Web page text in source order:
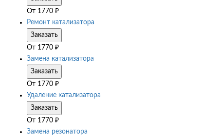
От 1770 ₽
Ремонт катализатора
Заказать
От 1770 ₽
Замена катализатора
Заказать
От 1770 ₽
Удаление катализатора
Заказать
От 1770 ₽
Замена резонатора